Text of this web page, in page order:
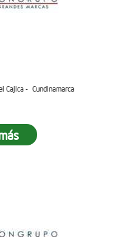
Cajica - Cundinamarca